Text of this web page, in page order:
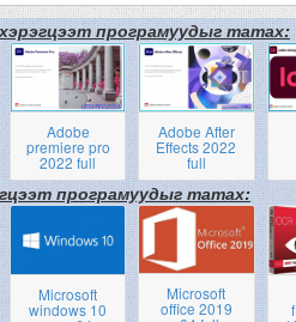
програмуудыг татах:
Adobe
premiere pro
2022 full
Adobe After
Effects 2022
full
програмуудыг татах:
Microsoft
windows 10
Microsoft
office 2019